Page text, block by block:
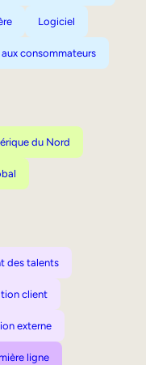
Logiciel
consommateurs
du Nord
des talents
client
externe
ligne